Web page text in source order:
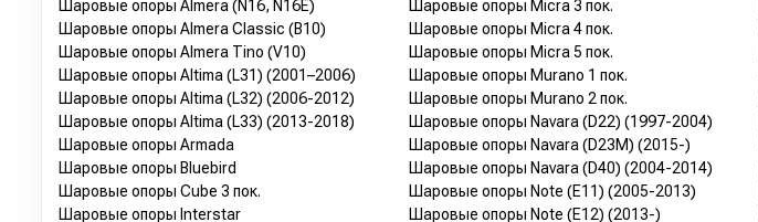
Шаровые опоры Almera (N16, N16E)
Шаровые опоры Almera Classic (B10)
Шаровые опоры Almera Tino (V10)
Шаровые опоры Altima (L31) (2001–2006)
Шаровые опоры Altima (L32) (2006-2012)
Шаровые опоры Altima (L33) (2013-2018)
Шаровые опоры Armada
Шаровые опоры Bluebird
Шаровые опоры Cube 3 пок.
Шаровые опоры Interstar
Шаровые опоры Micra 3 пок.
Шаровые опоры Micra 4 пок.
Шаровые опоры Micra 5 пок.
Шаровые опоры Murano 1 пок.
Шаровые опоры Murano 2 пок.
Шаровые опоры Navara (D22) (1997-2004)
Шаровые опоры Navara (D23M) (2015-)
Шаровые опоры Navara (D40) (2004-2014)
Шаровые опоры Note (E11) (2005-2013)
Шаровые опоры Note (E12) (2013-)